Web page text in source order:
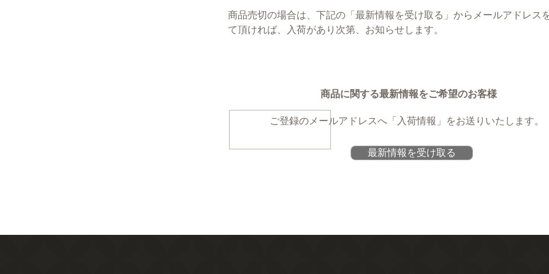
商品売切の場合は、下記の「最新情報を受け取る」からメールアドレス
て頂ければ、入荷があり次第、お知らせします。
商品に関する最新情報をご希望のお客様
ご登録のメールアドレスへ 「入荷情報」をお送りいたします。
最新情報を受け取る